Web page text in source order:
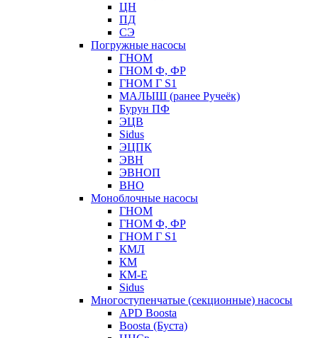
ЦН
ПД
СЭ
Погружные насосы
ГНОМ
ГНОМ Ф, ФР
ГНОМ Г S1
МАЛЫШ (ранее Ручеёк)
Бурун ПФ
ЭЦВ
Sidus
ЭЦПК
ЭВН
ЭВНОП
ВНО
Моноблочные насосы
ГНОМ
ГНОМ Ф, ФР
ГНОМ Г S1
КМЛ
КМ
КМ-Е
Sidus
Многоступенчатые (секционные) насосы
APD Boosta
Boosta (Буста)